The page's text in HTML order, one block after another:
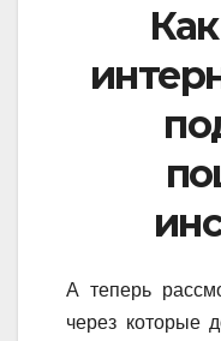
А теперь
через которые